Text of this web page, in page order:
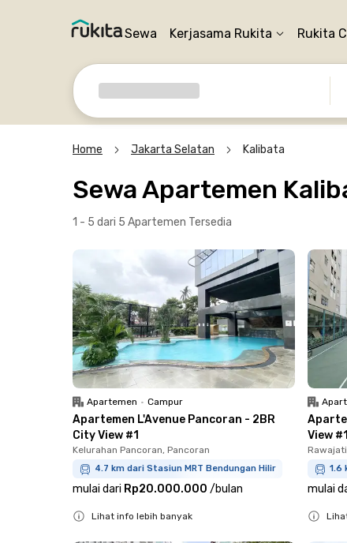
Sewa Kerjasama Rukita Rukita
Home Jakarta Selatan Kalibata
Sewa Apartemen
1 - 5 dari 5 Apartemen Tersedia
Apartemen • Campur
Apartemen L'Avenue Pancoran - 2BR
City View #1
Kelurahan Pancoran, Pancoran
4.7 km dari Stasiun MRT Bendungan Hilir
mulai dari Rp20.000.000 /bulan
Lihat info lebih banyak
View #1
1.6
mulai